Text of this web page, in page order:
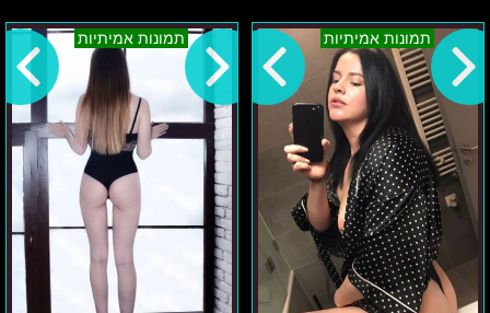
תמונות אמיתיות
בצפון
ישראל
–
אווה
תמונות אמיתיות
אמילי
–
והסביבה